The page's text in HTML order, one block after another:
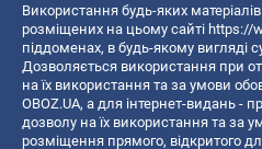
Використання будь-яких
розміщених на цьому сайті https://
піддоменах, в будь-якому вигляді
Дозволяється використання при
на їх використання та за умови
OBOZ.UA, а для інтернет-видань -
дозволу на їх використання та за
розміщення прямого, відкритого